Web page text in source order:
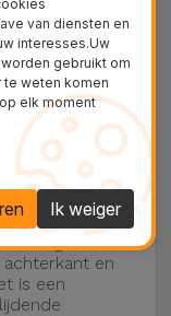
de
een
een
en
geeft de
en
is een
van diensten en
interesses.Uw
gebruikt om
te weten komen
elk moment
Ik weiger